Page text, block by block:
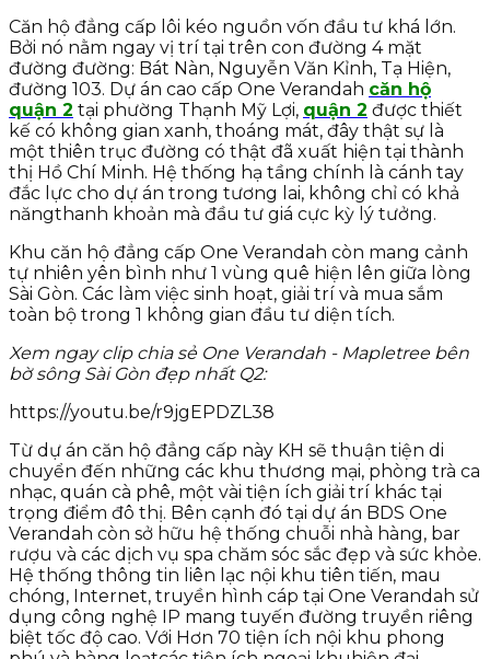
Căn hộ đẳng cấp lôi kéo nguồn vốn đầu tư khá lớn.
Bởi nó nằm ngay vị trí tại trên con đường 4 mặt
đường đường: Bát Nàn, Nguyễn Văn Kỉnh, Tạ Hiện,
đường 103. Dự án cao cấp One Verandah căn hộ
quận 2 tại phường Thạnh Mỹ Lợi, quận 2 được thiết
kế có không gian xanh, thoáng mát, đây thật sự là
một thiên trục đường có thật đã xuất hiện tại thành
thị Hồ Chí Minh. Hệ thống hạ tầng chính là cánh tay
đắc lực cho dự án trong tương lai, không chỉ có khả
năngthanh khoản mà đầu tư giá cực kỳ lý tưởng.
Khu căn hộ đẳng cấp One Verandah còn mang cảnh
tự nhiên yên bình như 1 vùng quê hiện lên giữa lòng
Sài Gòn. Các làm việc sinh hoạt, giải trí và mua sắm
toàn bộ trong 1 không gian đầu tư diện tích.
Xem ngay clip chia sẻ One Verandah - Mapletree bên
bờ sông Sài Gòn đẹp nhất Q2:
https://youtu.be/r9jgEPDZL38
Từ dự án căn hộ đẳng cấp này KH sẽ thuận tiện di
chuyển đến những các khu thương mại, phòng trà ca
nhạc, quán cà phê, một vài tiện ích giải trí khác tại
trọng điểm đô thị. Bên cạnh đó tại dự án BDS One
Verandah còn sở hữu hệ thống chuỗi nhà hàng, bar
rượu và các dịch vụ spa chăm sóc sắc đẹp và sức khỏe.
Hệ thống thông tin liên lạc nội khu tiên tiến, mau
chóng, Internet, truyền hình cáp tại One Verandah sử
dụng công nghệ IP mang tuyến đường truyền riêng
biệt tốc độ cao. Với Hơn 70 tiện ích nội khu phong